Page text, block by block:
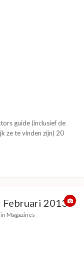
guide (inclusief de
ze te vinden zijn) 20
game crash van
Februari 2013
Magazines